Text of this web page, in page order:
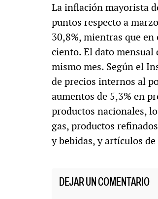
La inflación mayorista
puntos respecto a
30,8%, mientras que
ciento. El dato
mismo mes. Según el
de precios internos al
aumentos de 5,3% en
productos nacionales,
gas, productos
y bebidas, y artículos
DEJAR UN COMENTARIO